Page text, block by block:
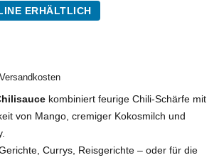
ERHÄLTLICH
Versandkosten
kombiniert feurige Chili-Schärfe mit
von Mango, cremiger Kokosmilch und
Currys, Reisgerichte – oder für die